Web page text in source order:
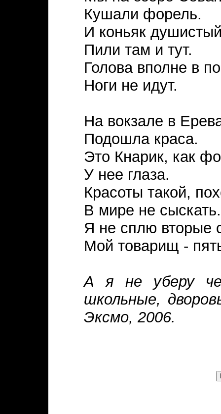
Кушали форель.
И коньяк
Пили там и тут.
Голова вполне в
Ноги не идут.
На вокзале в
Подошла краса.
Это Кнарик, как
У нее глаза.
Красоты такой,
В мире не сыскать.
Я не сплю вторые
Мой товарищ -
А я не уберу
школьные,
Эксмо, 2006.